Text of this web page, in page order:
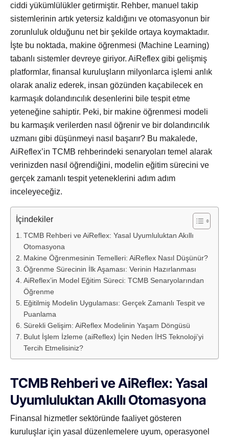
ciddi yükümlülükler getirmiştir. Rehber, manuel takip
sistemlerinin artık yetersiz kaldığını ve otomasyonun bir
zorunluluk olduğunu net bir şekilde ortaya koymaktadır.
İşte bu noktada, makine öğrenmesi (Machine Learning)
tabanlı sistemler devreye giriyor. AiReflex gibi gelişmiş
platformlar, finansal kuruluşların milyonlarca işlemi anlık
olarak analiz ederek, insan gözünden kaçabilecek en
karmaşık dolandırıcılık desenlerini bile tespit etme
yeteneğine sahiptir. Peki, bir makine öğrenmesi modeli
bu karmaşık verilerden nasıl öğrenir ve bir dolandırıcılık
uzmanı gibi düşünmeyi nasıl başarır? Bu makalede,
AiReflex’in TCMB rehberindeki senaryoları temel alarak
verinizden nasıl öğrendiğini, modelin eğitim sürecini ve
gerçek zamanlı tespit yeteneklerini adım adım
inceleyeceğiz.
İçindekiler
TCMB Rehberi ve AiReflex: Yasal Uyumluluktan Akıllı
Otomasyona
Makine Öğrenmesinin Temelleri: AiReflex Nasıl Düşünür?
Öğrenme Sürecinin İlk Aşaması: Verinin Hazırlanması
AiReflex’in Model Eğitim Süreci: TCMB Senaryolarından
Öğrenme
Eğitilmiş Modelin Uygulaması: Gerçek Zamanlı Tespit ve
Puanlama
Sürekli Gelişim: AiReflex Modelinin Yaşam Döngüsü
Bulut İşlem İzleme (aiReflex) İçin Neden İHS Teknoloji’yi
Tercih Etmelisiniz?
TCMB Rehberi ve AiReflex: Yasal
Uyumluluktan Akıllı Otomasyona
Finansal hizmetler sektöründe faaliyet gösteren
kuruluşlar için yasal düzenlemelere uyum, operasyonel